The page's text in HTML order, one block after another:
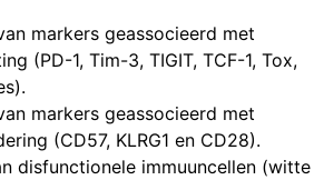
markers geassocieerd met
(PD-1, Tim-3, TIGIT, TCF-1, Tox,
markers geassocieerd met
(CD57, KLRG1 en CD28).
disfunctionele immuuncellen (witte